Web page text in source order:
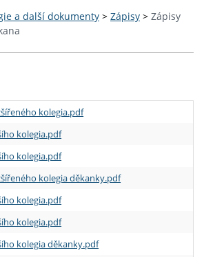
a další dokumenty > Zápisy > Zápisy
kolegia.pdf
kolegia.pdf
kolegia.pdf
kolegia děkanky.pdf
kolegia.pdf
kolegia.pdf
kolegia děkanky.pdf